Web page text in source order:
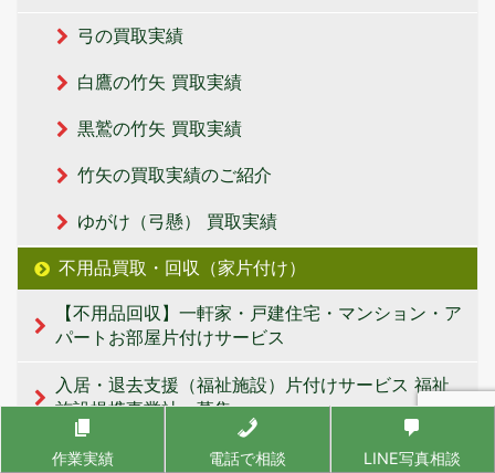
弓の買取実績
白鷹の竹矢 買取実績
黒鷲の竹矢 買取実績
竹矢の買取実績のご紹介
ゆがけ（弓懸） 買取実績
不用品買取・回収（家片付け）
【不用品回収】一軒家・戸建住宅・マンション・ア
パートお部屋片付けサービス
入居・退去支援（福祉施設）片付けサービス 福祉
施設提携事業社・募集
小樽、石狩、恵庭、北広島、江別、岩見沢、当別
作業実績 電話で相談 LINE写真相談